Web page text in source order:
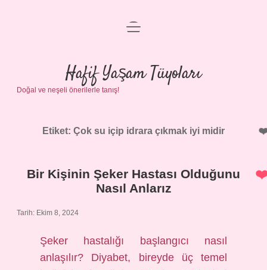
Anasayfa
Gizlilik Politikası
Yasal Uyarı
menüyü
Hafif Yaşam Tüyoları
Doğal ve neşeli önerilerle tanış!
Etiket: Çok su içip idrara çıkmak iyi midir
Bir Kişinin Şeker Hastası Olduğunu
Nasıl Anlarız
Tarih: Ekim 8, 2024
Şeker hastalığı başlangıcı nasıl
anlaşılır? Diyabet, bireyde üç temel